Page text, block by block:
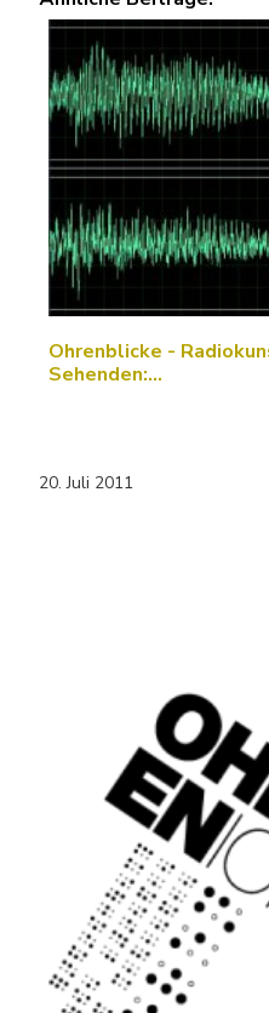
Ohrenblicke -
Sehenden:…
20. Juli 2011